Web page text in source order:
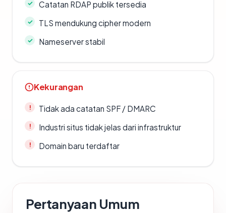
Catatan RDAP publik tersedia
TLS mendukung cipher modern
Nameserver stabil
Kekurangan
Tidak ada catatan SPF / DMARC
Industri situs tidak jelas dari infrastruktur
Domain baru terdaftar
Pertanyaan Umum